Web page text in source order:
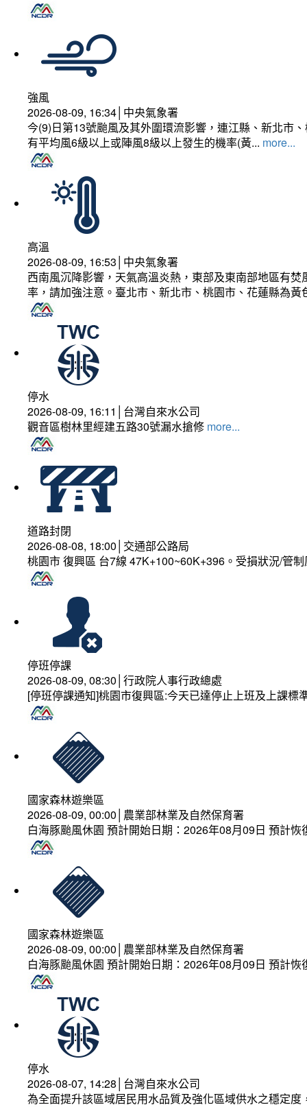
強風
2026-08-09, 16:34│中央氣象署
今(9)日第13號颱風及其外圍環流影響，連江縣、新北市
有平均風6級以上或陣風8級以上發生的機率(黃... more...
高溫
2026-08-09, 16:53│中央氣象署
西南風沉降影響，天氣高溫炎熱，東部及東南部地區有
率，請加強注意。臺北市、新北市、桃園市、花蓮縣為
停水
2026-08-09, 16:11│台灣自來水公司
觀音區樹林里經建五路30號漏水搶修 more...
道路封閉
2026-08-08, 18:00│交通部公路局
桃園市 復興區 台7線 47K+100~60K+396。受損狀況/管
停班停課
2026-08-09, 08:30│行政院人事行政總處
[停班停課通知]桃園市復興區:今天已達停止上班及上課
國家森林遊樂區
2026-08-09, 00:00│農業部林業及自然保育署
白海豚颱風休園 預計開始日期：2026年08月09日 預計
國家森林遊樂區
2026-08-09, 00:00│農業部林業及自然保育署
白海豚颱風休園 預計開始日期：2026年08月09日 預計
停水
2026-08-07, 14:28│台灣自來水公司
為全面提升該區域居民用水品質及強化區域供水之穩定